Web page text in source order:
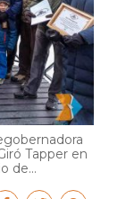
Tapper en
de...